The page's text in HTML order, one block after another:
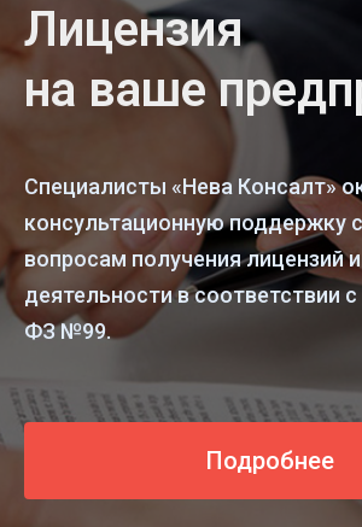
Лицензия
на ваше
Специалисты «Нева Консалт»
консультационную поддержку
вопросам получения лицензий
деятельности в соответствии
ФЗ №99.
Подробнее